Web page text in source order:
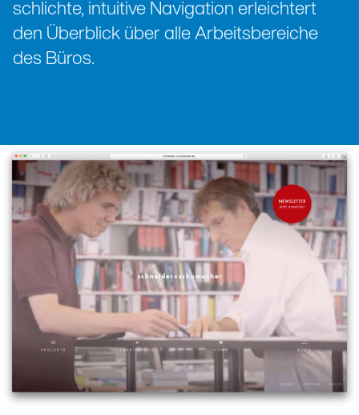
schlichte, intuitive Navigation erleichtert
den Überblick über alle Arbeitsbereiche
des Büros.